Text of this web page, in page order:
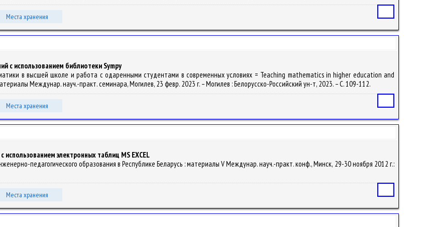
Места хранения
с использованием библиотеки Sympy
в высшей школе и работа с одаренными студентами в современных условиях = Teaching mathematics in higher education and
Междунар. науч.-практ. семинара, Могилев, 23 февр. 2023 г. – Могилев : Белорусско-Российский ун-т, 2023. – С. 109-112.
Места хранения
электронных таблиц MS EXCEL
педагогического образования в Республике Беларусь : материалы V Междунар. науч.-практ. конф., Минск, 29-30 ноября 2012 г.:
Места хранения